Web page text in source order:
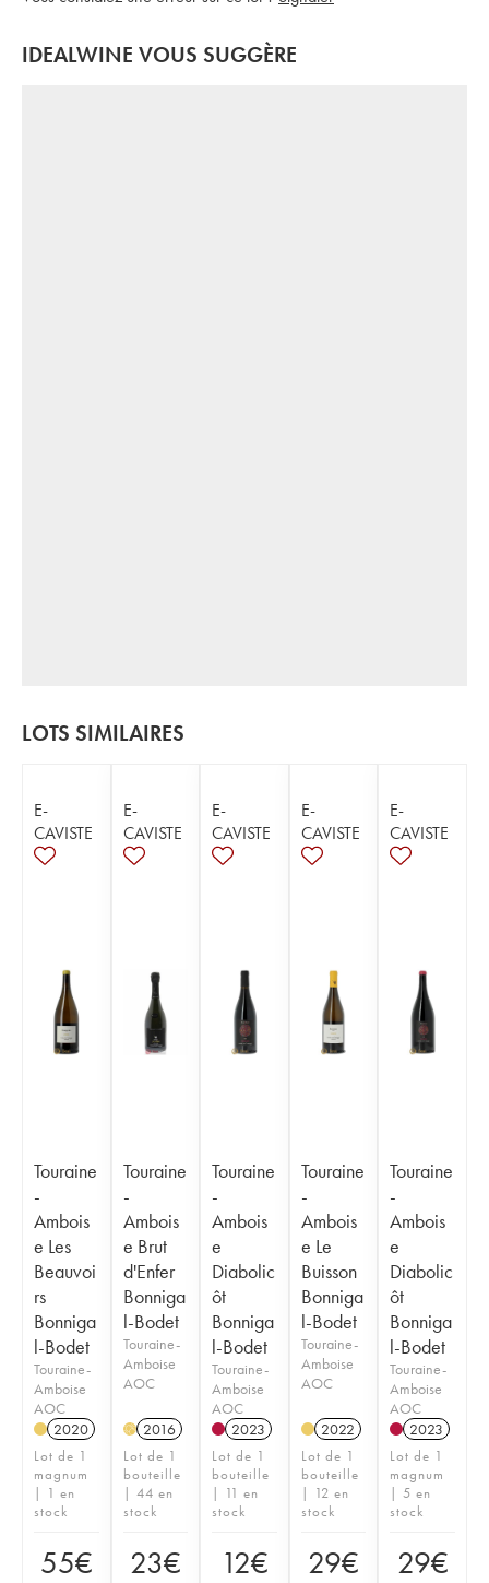
IDEALWINE VOUS SUGGÈRE
LOTS SIMILAIRES
E-
CAVISTE
Touraine
-
Ambois
e Les
Beauvoi
rs
Bonniga
l-Bodet
Touraine-
Amboise
AOC
2020
Lot de 1
magnum
| 1 en
stock
55€
E-
CAVISTE
Touraine
-
Ambois
e Brut
d'Enfer
Bonniga
l-Bodet
Touraine-
Amboise
AOC
H 2016
Lot de 1
bouteille
| 44 en
stock
23€
E-
CAVISTE
Touraine
-
Ambois
e
Diabolic
ôt
Bonniga
l-Bodet
Touraine-
Amboise
AOC
2023
Lot de 1
bouteille
| 11 en
stock
12€
E-
CAVISTE
Touraine
-
Ambois
e Le
Buisson
Bonniga
l-Bodet
Touraine-
Amboise
AOC
2022
Lot de 1
bouteille
| 12 en
stock
29€
E-
CAVISTE
Touraine
-
Ambois
e
Diabolic
ôt
Bonniga
l-Bodet
Touraine-
Amboise
AOC
2023
Lot de 1
magnum
| 5 en
stock
29€